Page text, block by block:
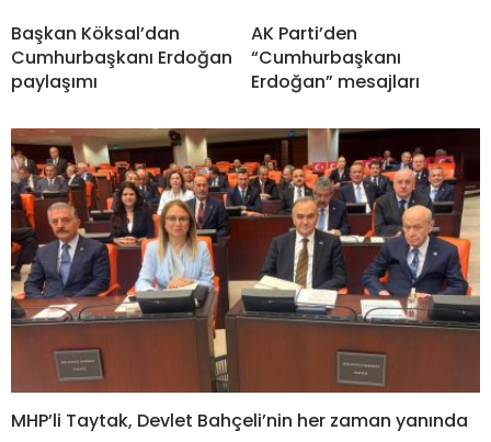
Başkan Köksal’dan
Cumhurbaşkanı Erdoğan
paylaşımı
AK Parti’den
“Cumhurbaşkanı
Erdoğan” mesajları
MHP’li Taytak, Devlet Bahçeli’nin her zaman yanında